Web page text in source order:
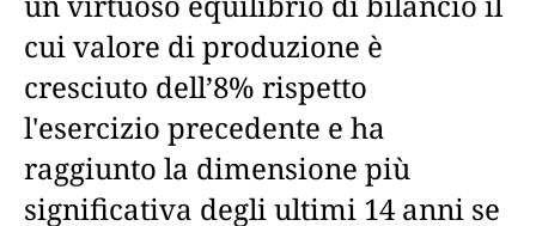
cui valore di produzione è
cresciuto dell’8% rispetto
l'esercizio precedente e ha
raggiunto la dimensione più
significativa degli ultimi 14 anni se